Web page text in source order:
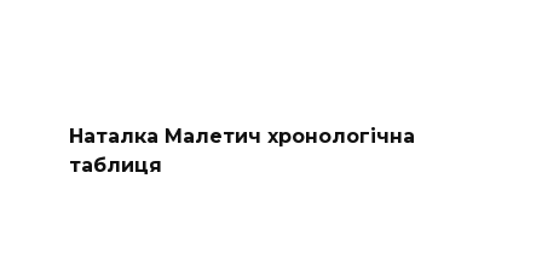
Наталка Малетич хронологічна
таблиця